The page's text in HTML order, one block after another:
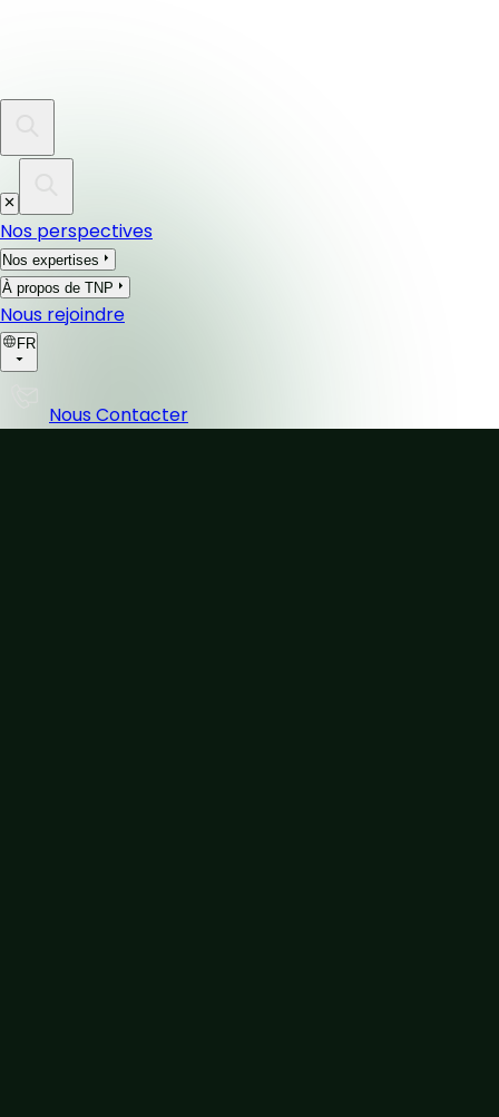
Nos perspectives
Nos expertises
À propos de TNP
Nous rejoindre
FR
Nous Contacter